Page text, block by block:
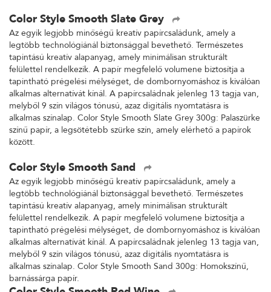
Color Style Smooth Slate Grey
Az egyik legjobb minőségű kreatív papírcsaládunk, amely a
legtöbb technológiánál biztonsággal bevethető. Természetes
tapintású kreatív alapanyag, amely minimálisan strukturált
felülettel rendelkezik. A papír megfelelő volumene biztosítja a
tapintható prégelési mélységet, de dombornyomáshoz is kiválóan
alkalmas alternatívát kínál. A papírcsaládnak jelenleg 13 tagja van,
melyből 9 szín világos tónusú, azaz digitális nyomtatásra is
alkalmas színalap. Color Style Smooth Slate Grey 300g: Palaszürke
színű papír, a legsötétebb szürke szín, amely elérhető a papírok
között.
Color Style Smooth Sand
Az egyik legjobb minőségű kreatív papírcsaládunk, amely a
legtöbb technológiánál biztonsággal bevethető. Természetes
tapintású kreatív alapanyag, amely minimálisan strukturált
felülettel rendelkezik. A papír megfelelő volumene biztosítja a
tapintható prégelési mélységet, de dombornyomáshoz is kiválóan
alkalmas alternatívát kínál. A papírcsaládnak jelenleg 13 tagja van,
melyből 9 szín világos tónusú, azaz digitális nyomtatásra is
alkalmas színalap. Color Style Smooth Sand 300g: Homokszínű,
barnássárga papír.